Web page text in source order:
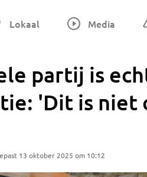
Lokaal Media
partij is
'Dit is niet
13 oktober 2025 om 10:12